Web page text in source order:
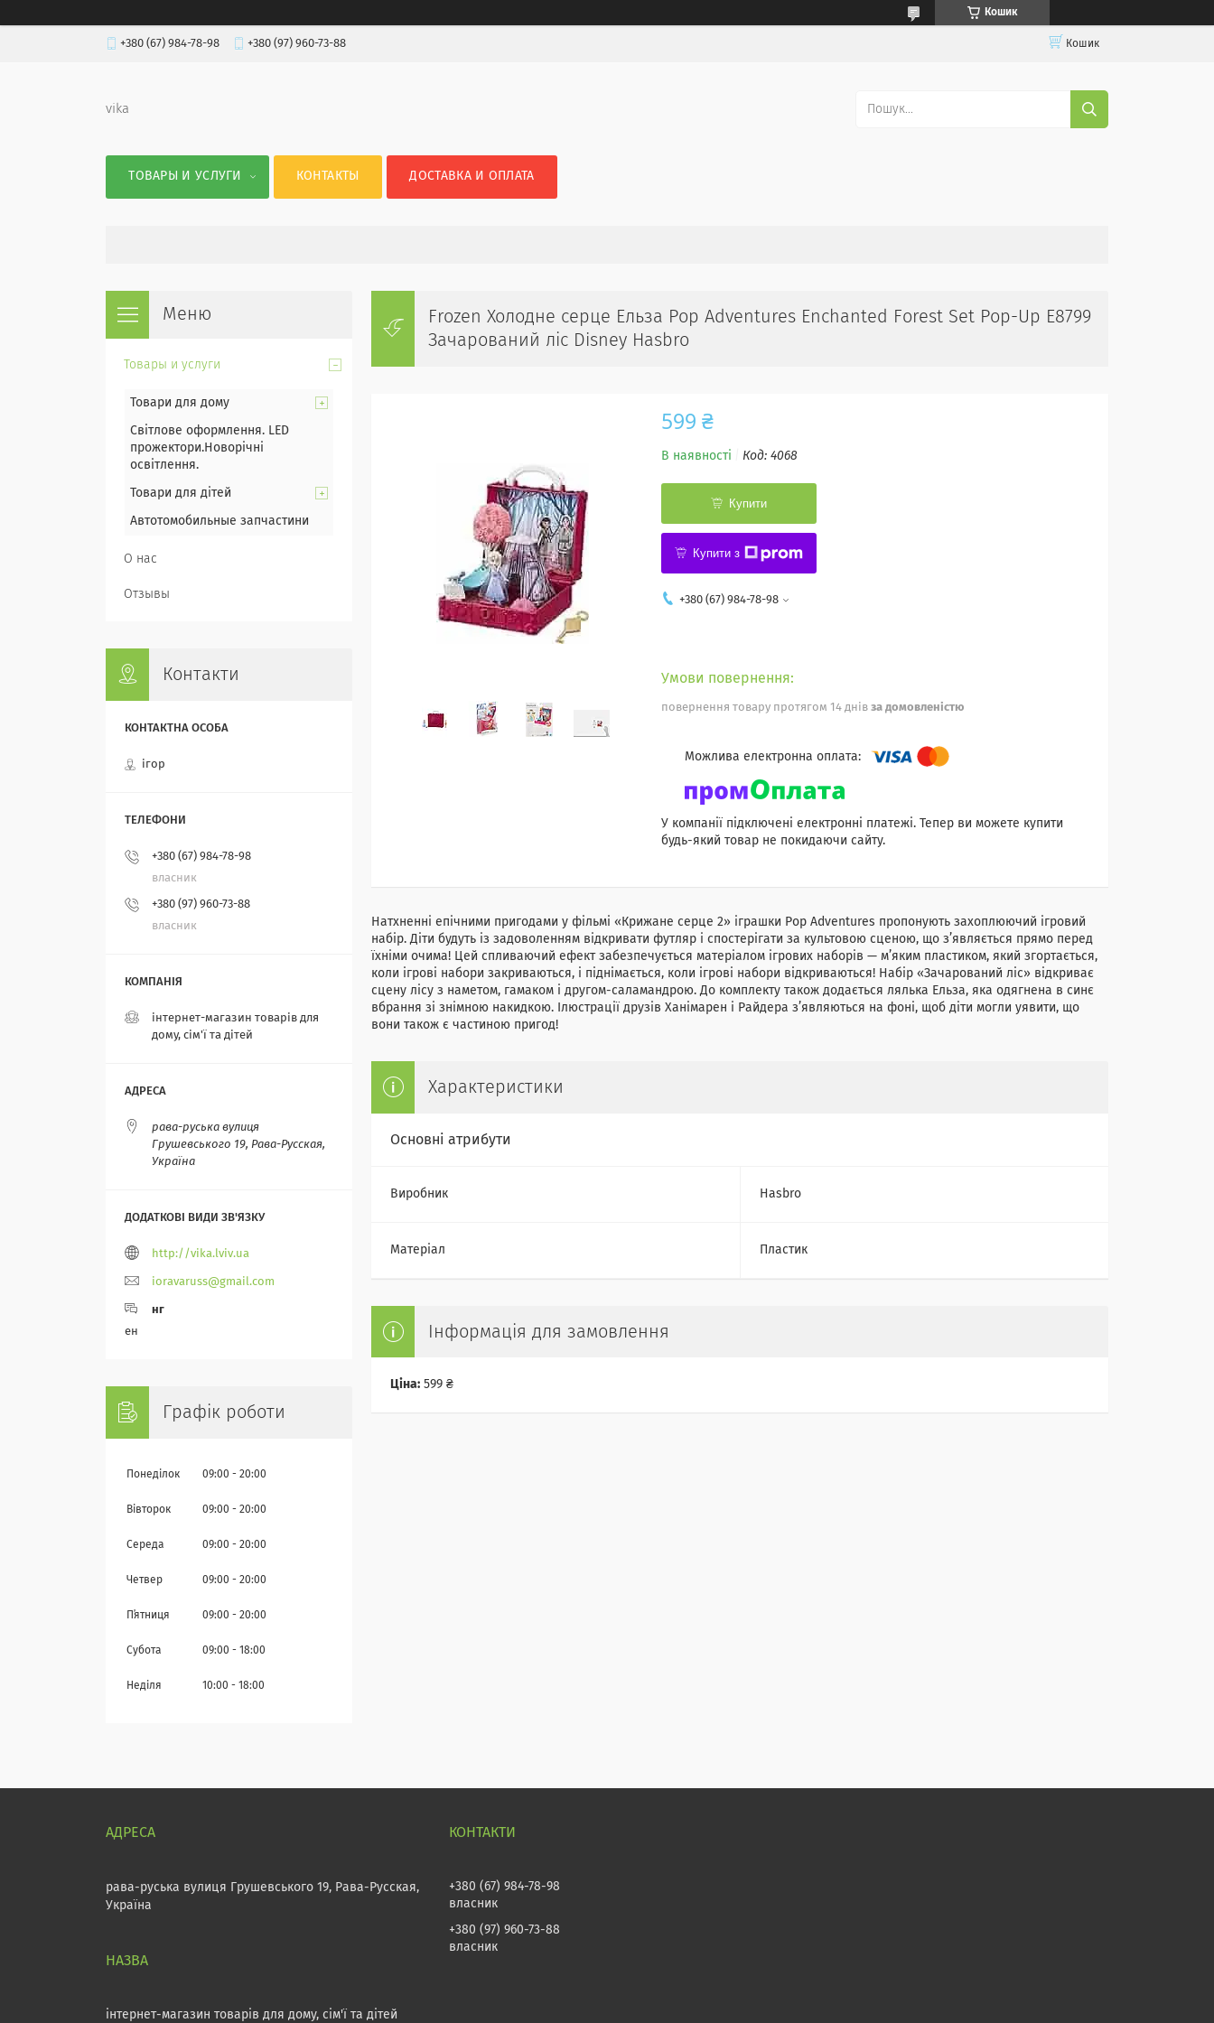
Кошик
+380 (67) 984-78-98 +380 (97) 960-73-88 Кошик
vika
ТОВАРЫ И УСЛУГИ КОНТАКТЫ ДОСТАВКА И ОПЛАТА
Frozen Холодне серце Ельза Pop Adventures Enchanted Forest Set Pop-Up E8799
Зачарований ліс Disney Hasbro
599 ₴
В наявності Код: 4068
Купити
Купити з
+380 (67) 984-78-98
повернення товару протягом 14 днів за домовленістю
У компанії підключені електронні платежі. Тепер ви можете купити
будь-який товар не покидаючи сайту.
Натхненні епічними пригодами у фільмі «Крижане серце 2» іграшки Pop Adventures пропонують захоплюючий ігровий
набір. Діти будуть із задоволенням відкривати футляр і спостерігати за культовою сценою, що з’являється прямо перед
їхніми очима! Цей спливаючий ефект забезпечується матеріалом ігрових наборів — м’яким пластиком, який згортається,
коли ігрові набори закриваються, і піднімається, коли ігрові набори відкриваються! Набір «Зачарований ліс» відкриває
сцену лісу з наметом, гамаком і другом-саламандрою. До комплекту також додається лялька Ельза, яка одягнена в синє
вбрання зі знімною накидкою. Ілюстрації друзів Ханімарен і Райдера з’являються на фоні, щоб діти могли уявити, що
вони також є частиною пригод!
Характеристики
Основні атрибути
Виробник Hasbro
Матеріал Пластик
Інформація для замовлення
Ціна: 599 ₴
Товары и услуги
Товари для дому
Світлове оформлення. LED
прожектори.Новорічні
освітлення.
Товари для дітей
Автотомобильные запчастини
О нас
Отзывы
Контакти
ігор
+380 (67) 984-78-98
власник
+380 (97) 960-73-88
власник
інтернет-магазин товарів для
дому, сім'ї та дітей
рава-руська вулиця
Грушевського 19, Рава-Русская,
Україна
http://vika.lviv.ua
ioravaruss@gmail.com
нг
ен
Графік роботи
Понеділок 09:00 20:00
Вівторок 09:00 20:00
Середа 09:00 20:00
Четвер 09:00 20:00
Пʼятниця 09:00 20:00
Субота 09:00 18:00
Неділя 10:00 18:00
рава-руська вулиця Грушевського 19, Рава-Русская,
Україна
інтернет-магазин товарів для дому, сім'ї та дітей
+380 (67) 984-78-98
власник
+380 (97) 960-73-88
власник